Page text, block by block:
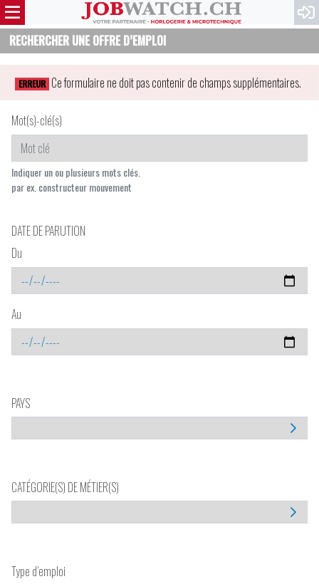
RECHERCHER UNE OFFRE D’EMPLOI
ERREUR Ce formulaire ne doit pas contenir de champs supplémentaires.
Mot(s)-clé(s)
Indiquer un ou plusieurs mots clés.
par ex. constructeur mouvement
DATE DE PARUTION
Du
Au
PAYS
CATÉGORIE(S) DE MÉTIER(S)
Type d’emploi